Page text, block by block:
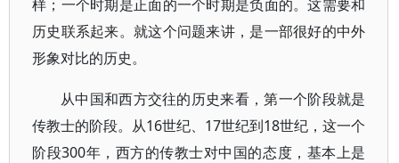
样；一个时期是正面的一个时期是负面的。这需要和
历史联系起来。就这个问题来讲，是一部很好的中外
形象对比的历史。
从中国和西方交往的历史来看，第一个阶段就是
传教士的阶段。从16世纪、17世纪到18世纪，这一个
阶段300年，西方的传教士对中国的态度，基本上是